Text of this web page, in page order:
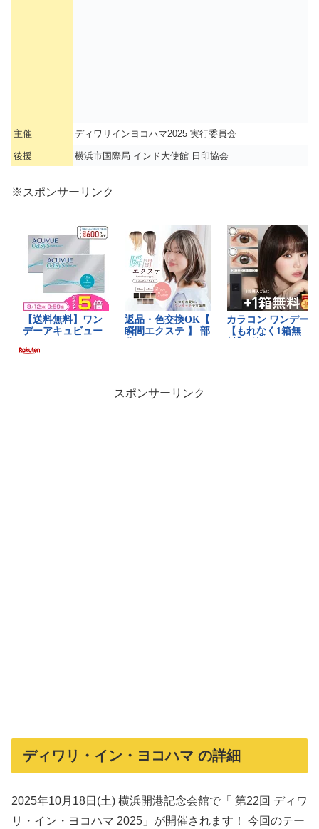
主催 ディワリインヨコハマ2025 実行委員会
後援 横浜市国際局 インド大使館 日印協会
※スポンサーリンク
スポンサーリンク
ディワリ・イン・ヨコハマ の詳細
2025年10月18日(土) 横浜開港記念会館で「 第22回 ディワ
リ・イン・ヨコハマ 2025」が開催されます！ 今回のテー